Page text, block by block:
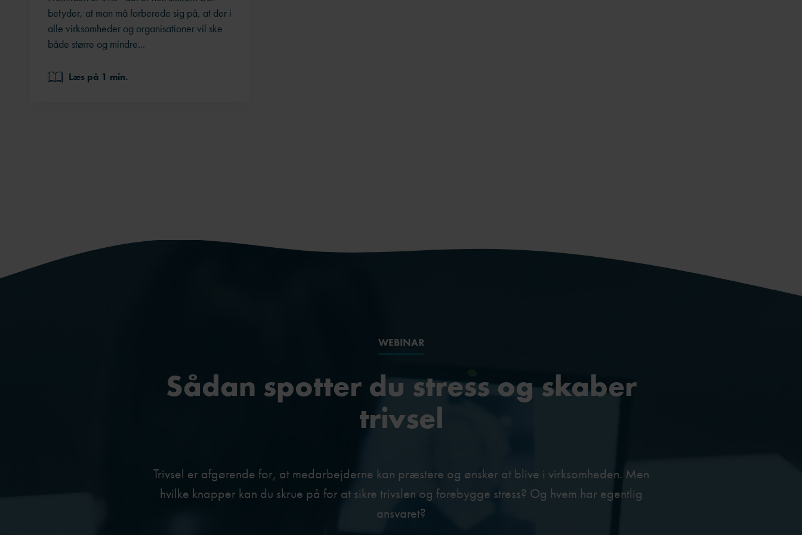
betyder, at man må forberede sig på, at der i
alle virksomheder og organisationer vil ske
både større og mindre...
Læs på 1 min.
WEBINAR
Sådan spotter du stress og skaber
trivsel
Trivsel er afgørende for, at medarbejderne kan præstere og ønsker at blive i virksomheden. Men
hvilke knapper kan du skrue på for at sikre trivslen og forebygge stress? Og hvem har egentlig
ansvaret?